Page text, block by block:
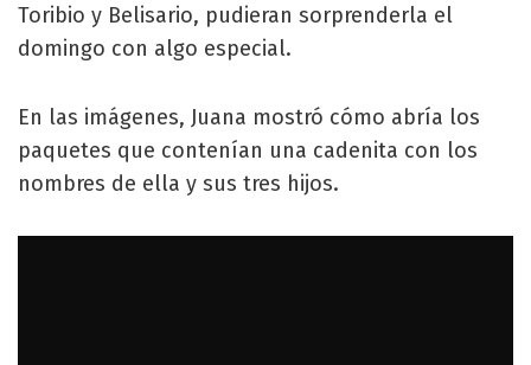
Toribio y Belisario, pudieran sorprenderla el
domingo con algo especial.
En las imágenes, Juana mostró cómo abría los
paquetes que contenían una cadenita con los
nombres de ella y sus tres hijos.